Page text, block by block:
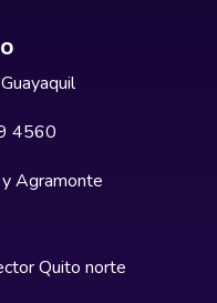
4560
Agramonte
Quito norte